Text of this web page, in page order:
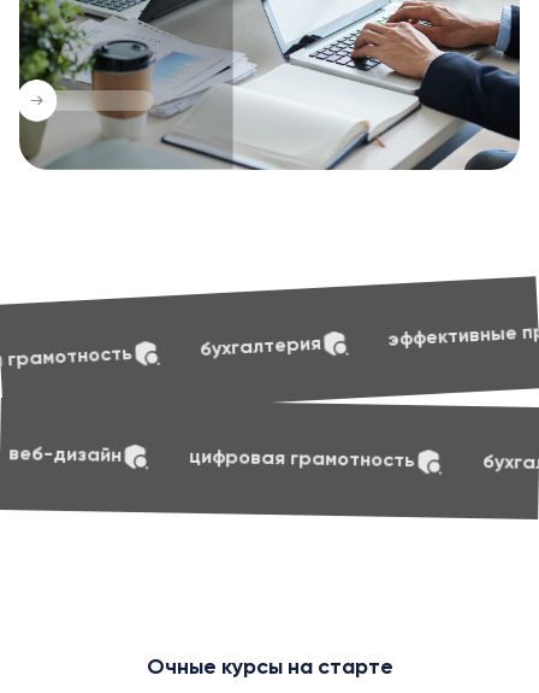
эффективные презентации soft
soft skills маркетинг веб-дизайн
Очные курсы на старте